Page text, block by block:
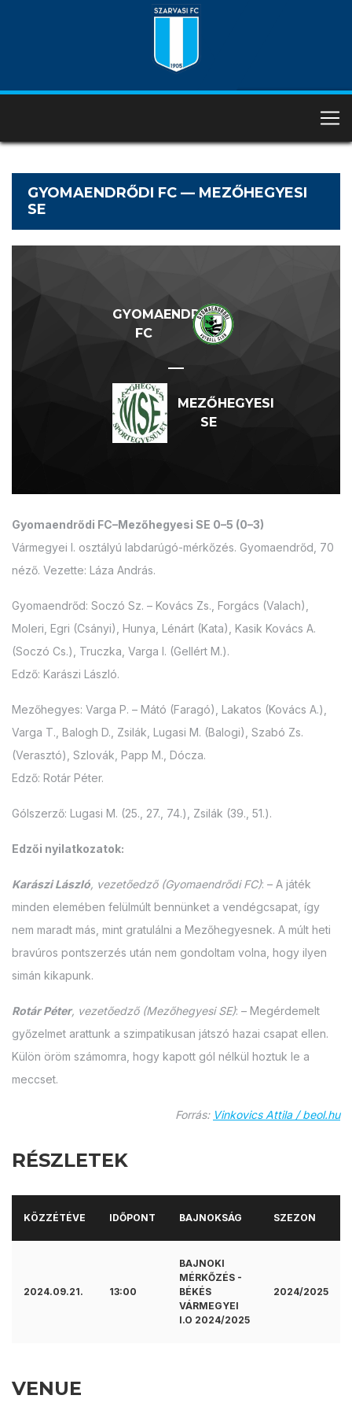
GYOMAENDRŐDI FC — MEZŐHEGYESI
SE
GYOMAENDRŐDI
FC
—
MEZŐHEGYESI
SE
Gyomaendrődi FC–Mezőhegyesi SE 0–5 (0–3)
Vármegyei I. osztályú labdarúgó-mérkőzés. Gyomaendrőd, 70
néző. Vezette: Láza András.
Gyomaendrőd: Soczó Sz. – Kovács Zs., Forgács (Valach),
Moleri, Egri (Csányi), Hunya, Lénárt (Kata), Kasik Kovács A.
(Soczó Cs.), Truczka, Varga I. (Gellért M.).
Edző: Karászi László.
Mezőhegyes: Varga P. – Mátó (Faragó), Lakatos (Kovács A.),
Varga T., Balogh D., Zsilák, Lugasi M. (Balogi), Szabó Zs.
(Verasztó), Szlovák, Papp M., Dócza.
Edző: Rotár Péter.
Gólszerző: Lugasi M. (25., 27., 74.), Zsilák (39., 51.).
Edzői nyilatkozatok:
Karászi László, vezetőedző (Gyomaendrődi FC): – A játék
minden elemében felülmúlt bennünket a vendégcsapat, így
nem maradt más, mint gratulálni a Mezőhegyesnek. A múlt heti
bravúros pontszerzés után nem gondoltam volna, hogy ilyen
simán kikapunk.
Rotár Péter, vezetőedző (Mezőhegyesi SE): – Megérdemelt
győzelmet arattunk a szimpatikusan játszó hazai csapat ellen.
Külön öröm számomra, hogy kapott gól nélkül hoztuk le a
meccset.
Forrás: Vinkovics Attila / beol.hu
RÉSZLETEK
KÖZZÉTÉVE IDŐPONT BAJNOKSÁG SZEZON
2024.09.21. 13:00
BAJNOKI
MÉRKŐZÉS -
BÉKÉS
VÁRMEGYEI
I.O 2024/2025
2024/2025
VENUE